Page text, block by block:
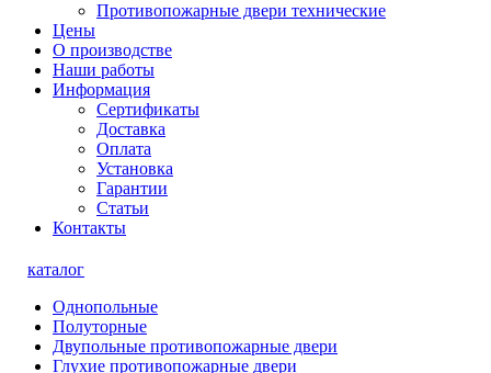
Противопожарные двери технические
Цены
О производстве
Наши работы
Информация
Сертификаты
Доставка
Оплата
Установка
Гарантии
Статьи
Контакты
каталог
Однопольные
Полуторные
Двупольные противопожарные двери
Глухие противопожарные двери